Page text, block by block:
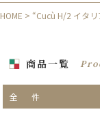
HOME > “Cucù H/2 イタ
商品一覧
全 件